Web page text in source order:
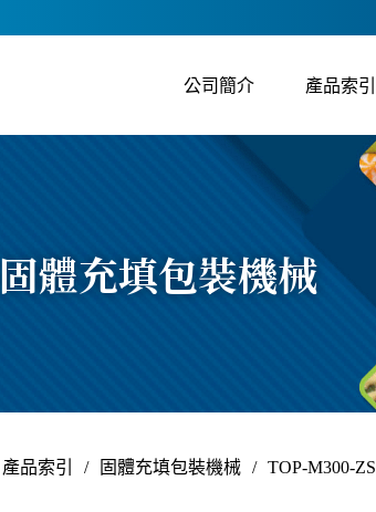
公司簡介 產品索引
固體充填包裝機械
產品索引 / 固體充填包裝機械 / TOP-M300-ZS